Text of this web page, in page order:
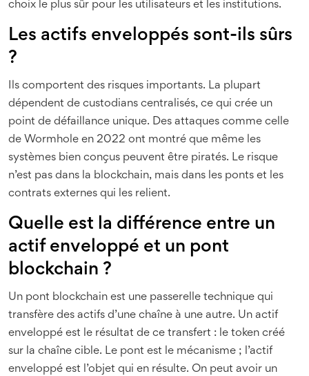
choix le plus sûr pour les utilisateurs et les institutions.
Les actifs enveloppés sont-ils sûrs
?
Ils comportent des risques importants. La plupart
dépendent de custodians centralisés, ce qui crée un
point de défaillance unique. Des attaques comme celle
de Wormhole en 2022 ont montré que même les
systèmes bien conçus peuvent être piratés. Le risque
n’est pas dans la blockchain, mais dans les ponts et les
contrats externes qui les relient.
Quelle est la différence entre un
actif enveloppé et un pont
blockchain ?
Un pont blockchain est une passerelle technique qui
transfère des actifs d’une chaîne à une autre. Un actif
enveloppé est le résultat de ce transfert : le token créé
sur la chaîne cible. Le pont est le mécanisme ; l’actif
enveloppé est l’objet qui en résulte. On peut avoir un